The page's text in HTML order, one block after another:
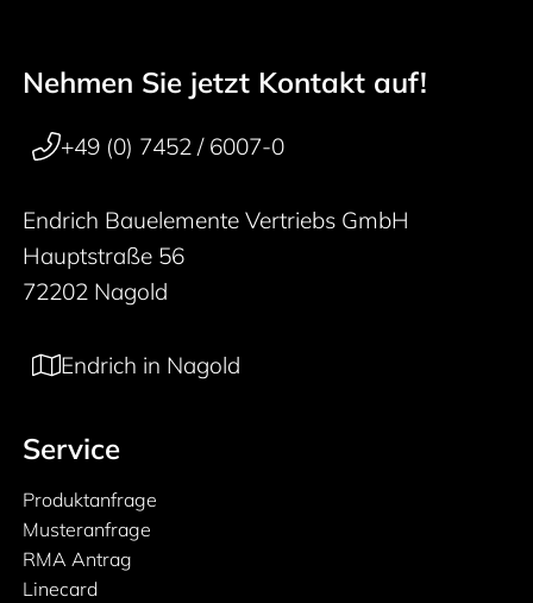
50 years
Footer navigation
Nehmen Sie jetzt Kontakt auf!
+49 (0) 7452 / 6007-0
Endrich Bauelemente Vertriebs GmbH
Hauptstraße 56
72202 Nagold
Endrich in Nagold
Service
Produktanfrage
Musteranfrage
RMA Antrag
Linecard